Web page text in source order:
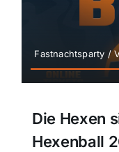
Fastnachtsparty /
Die Hexen
Hexenball